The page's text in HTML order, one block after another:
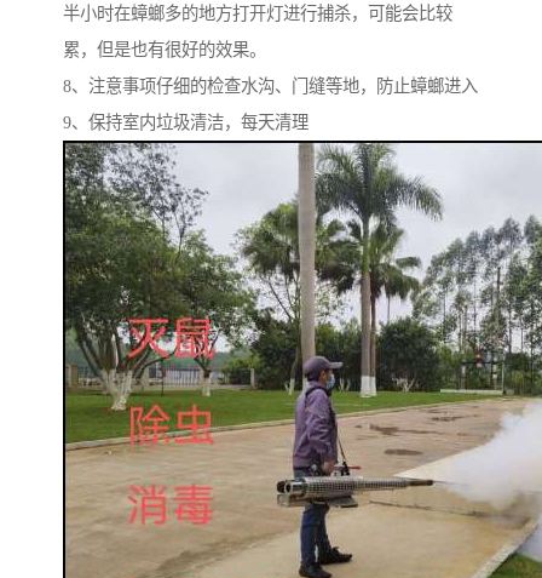
半小时在蟑螂多的地方打开灯进行捕杀，可能会比较
累，但是也有很好的效果。
8、注意事项仔细的检查水沟、门缝等地，防止蟑螂进入
9、保持室内垃圾清洁，每天清理